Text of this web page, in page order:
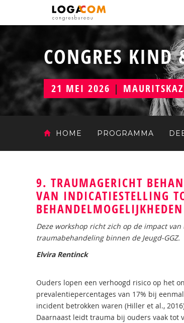
CONGRES KIND
21 MEI 2026 |
HOME PROGRAMMA
9. TRAUMAGERICHT
VAN INDICATIESTELLING
BEHANDELMOGELIJKHEDEN
Deze workshop richt zich op de impact
traumabehandeling binnen de Jeugd-GGZ.
Elvira Rentinck
Ouders lopen een verhoogd risico op het
prevalentiepercentages van 17% bij
incident betrokken waren (Hiller et al.,
Daarnaast leidt trauma bij ouders vaak tot